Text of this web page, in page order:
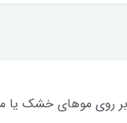
روی موهای خشک یا